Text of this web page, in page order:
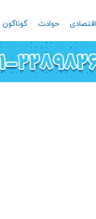
اقتصادی حوادث گوناگون